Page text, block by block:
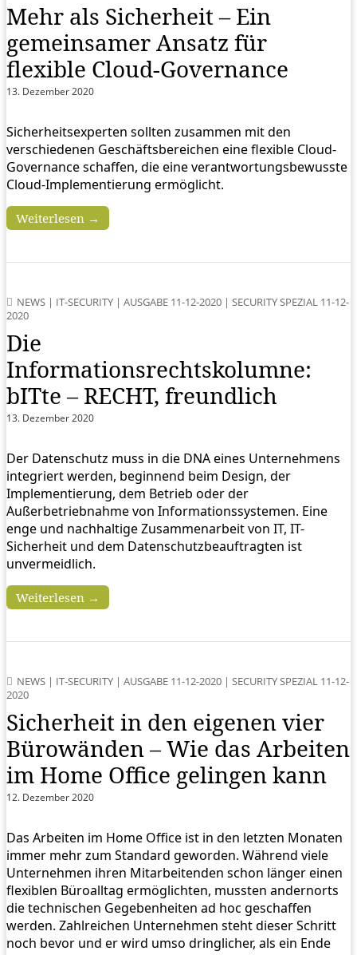
Mehr als Sicherheit – Ein
gemeinsamer Ansatz für
flexible Cloud-Governance
13. Dezember 2020
Sicherheitsexperten sollten zusammen mit den
verschiedenen Geschäftsbereichen eine flexible Cloud-
Governance schaffen, die eine verantwortungsbewusste
Cloud-Implementierung ermöglicht.
Weiterlesen →
NEWS | IT-SECURITY | AUSGABE 11-12-2020 | SECURITY SPEZIAL 11-12-
2020
Die
Informationsrechtskolumne:
bITte – RECHT, freundlich
13. Dezember 2020
Der Datenschutz muss in die DNA eines Unternehmens
integriert werden, beginnend beim Design, der
Implementierung, dem Betrieb oder der
Außerbetriebnahme von Informationssystemen. Eine
enge und nachhaltige Zusammenarbeit von IT, IT-
Sicherheit und dem Datenschutzbeauftragten ist
unvermeidlich.
Weiterlesen →
NEWS | IT-SECURITY | AUSGABE 11-12-2020 | SECURITY SPEZIAL 11-12-
2020
Sicherheit in den eigenen vier
Bürowänden – Wie das Arbeiten
im Home Office gelingen kann
12. Dezember 2020
Das Arbeiten im Home Office ist in den letzten Monaten
immer mehr zum Standard geworden. Während viele
Unternehmen ihren Mitarbeitenden schon länger einen
flexiblen Büroalltag ermöglichten, mussten andernorts
die technischen Gegebenheiten ad hoc geschaffen
werden. Zahlreichen Unternehmen steht dieser Schritt
noch bevor und er wird umso dringlicher, als ein Ende